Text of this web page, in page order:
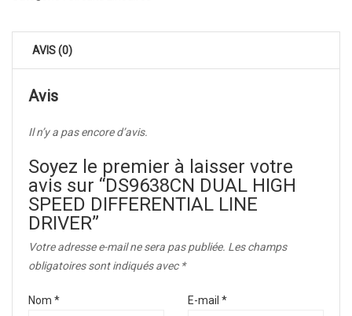
AVIS (0)
Avis
Il n’y a pas encore d’avis.
Soyez le premier à laisser votre
avis sur “DS9638CN DUAL HIGH
SPEED DIFFERENTIAL LINE
DRIVER”
Votre adresse e-mail ne sera pas publiée. Les champs
obligatoires sont indiqués avec *
Nom * E-mail *